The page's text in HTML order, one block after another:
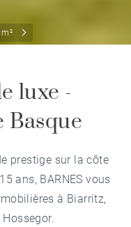
luxe -
Basque
prestige sur la côte
ans, BARNES vous
à Biarritz,